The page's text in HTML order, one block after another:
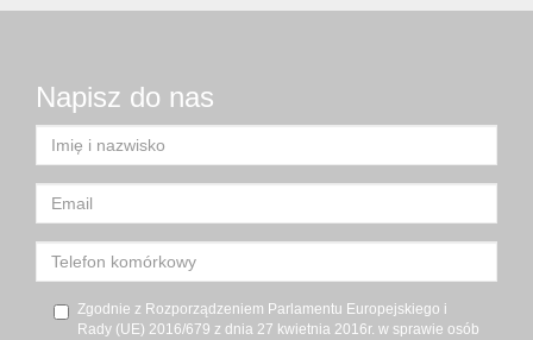
Napisz do nas
Zgodnie z Rozporządzeniem Parlamentu Europejskiego i
Rady (UE) 2016/679 z dnia 27 kwietnia 2016r. w sprawie osób